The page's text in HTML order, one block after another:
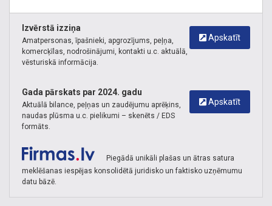
Apskatīt
Izvērstā izziņa
Amatpersonas, īpašnieki, apgrozījums, peļņa,
komercķīlas, nodrošinājumi, kontakti u.c. aktuālā,
vēsturiskā informācija.
Apskatīt
Gada pārskats par 2024. gadu
Aktuālā bilance, peļņas un zaudējumu aprēķins,
naudas plūsma u.c. pielikumi – skenēts / EDS
formāts.
Piegādā unikāli plašas un ātras satura
meklēšanas iespējas konsolidētā juridisko un faktisko uzņēmumu
datu bāzē.